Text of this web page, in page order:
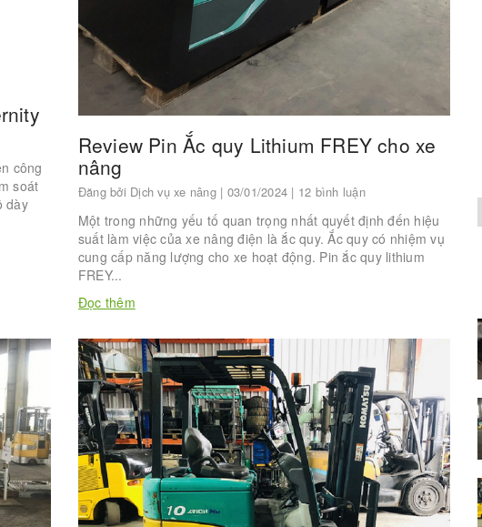
công
soát
dày
Review Pin Ắc quy Lithium FREY cho xe
nâng
Đăng bởi Dịch vụ xe nâng| 03/01/2024 | 12 bình luận
Một trong những yếu tố quan trọng nhất quyết định đến hiệu
suất làm việc của xe nâng điện là ắc quy. Ắc quy có nhiệm vụ
cung cấp năng lượng cho xe hoạt động. Pin ắc quy lithium
FREY...
Đọc thêm